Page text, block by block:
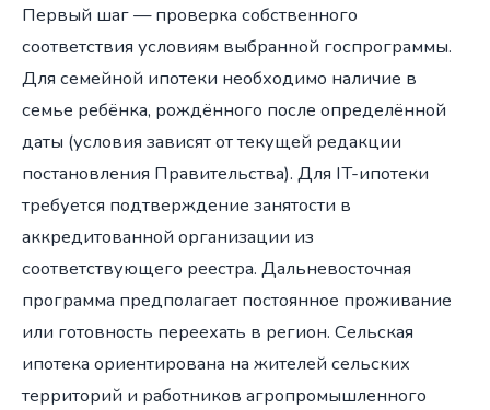
Первый шаг — проверка собственного
соответствия условиям выбранной госпрограммы.
Для семейной ипотеки необходимо наличие в
семье ребёнка, рождённого после определённой
даты (условия зависят от текущей редакции
постановления Правительства). Для IT-ипотеки
требуется подтверждение занятости в
аккредитованной организации из
соответствующего реестра. Дальневосточная
программа предполагает постоянное проживание
или готовность переехать в регион. Сельская
ипотека ориентирована на жителей сельских
территорий и работников агропромышленного